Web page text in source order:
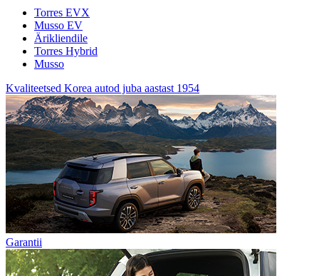
Torres EVX
Musso EV
Ärikliendile
Torres Hybrid
Musso
Kvaliteetsed Korea autod juba aastast 1954
Garantii